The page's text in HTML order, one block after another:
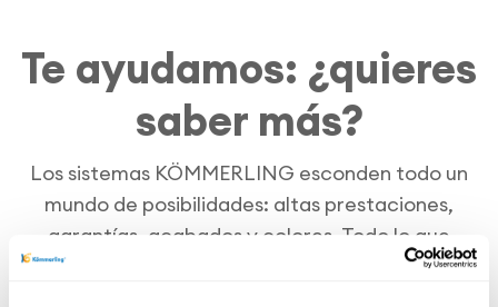
Te ayudamos: ¿quieres
saber más?
Los sistemas KÖMMERLING esconden todo un
mundo de posibilidades: altas prestaciones,
garantías, acabados y colores. Todo lo que
puedas imaginar podrás encontrarlo en esta